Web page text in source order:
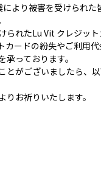
より被害を受けられた
られたLu Vit クレジッ
カードの紛失やご利用
っております。
とがございましたら、
りお祈りいたします。